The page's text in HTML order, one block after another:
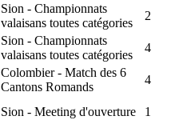
Sion - Championnats
valaisans toutes catégories
2
Sion - Championnats
valaisans toutes catégories
4
Colombier- Match des 6
Cantons Romands
4
Sion - Meeting d'ouverture 1